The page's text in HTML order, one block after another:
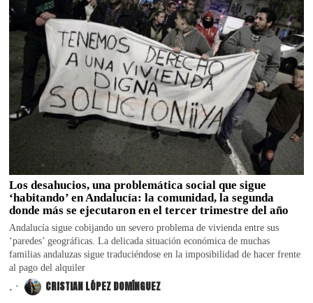
Los desahucios, una problemática social que sigue
‘habitando’ en Andalucía: la comunidad, la segunda
donde más se ejecutaron en el tercer trimestre del año
Andalucía sigue cobijando un severo problema de vivienda entre sus
‘paredes’ geográficas. La delicada situación económica de muchas
familias andaluzas sigue traduciéndose en la imposibilidad de hacer frente
al pago del alquiler
. CRISTIAN LÓPEZ DOMÍNGUEZ